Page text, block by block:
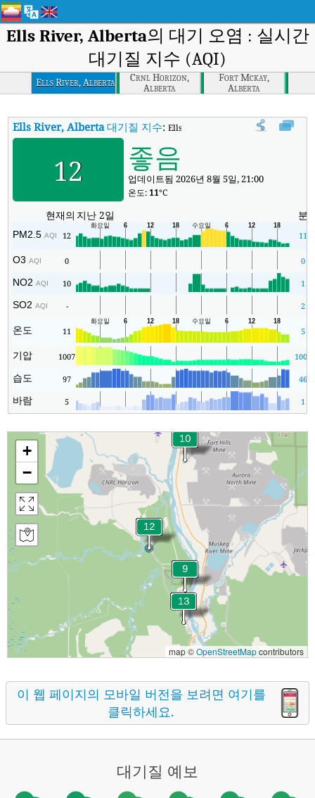
Ells River, Alberta의 대기 오염 : 실시간
대기질 지수 (AQI)
Ells River, Alberta
Crnl Horizon,
Alberta
Fort Mckay,
Alberta
Ells River, Alberta대기질 지수:Ells River, Alberta실시간 대기질 지수
12 좋음
업데이트됨 2026년 8월 5일, 21:00
온도: 11°C
현재의 지난 2일 분
PM2.5AQI 12 11
O3AQI 0 0
NO2AQI 10 1
SO2AQI - 2
온도 11 5
기압 1007 1006
습도 97 46
바람 5 1
+
−
map ©OpenStreetMapcontributors
이 웹 페이지의 모바일 버전을 보려면 여기를
클릭하세요.
대기질 예보